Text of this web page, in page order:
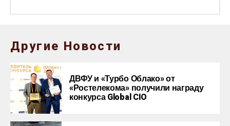
Другие Новости
ДВФУ и «Турбо Облако» от
«Ростелекома» получили награду
конкурса Global CIO